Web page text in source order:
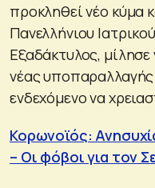
προκληθεί νέο κύμα
Πανελλήνιου
Εξαδάκτυλος, μίλησε
νέας
ενδεχόμενο να
Κορωνοϊός:
– Οι φόβοι για τον